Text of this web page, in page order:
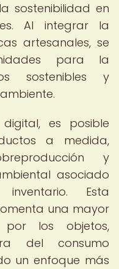
sostenibilidad en
Al integrar la
artesanales, se
para la
sostenibles y
es posible
a medida,
y
asociado
Esta
una mayor
los objetos,
del consumo
un enfoque más